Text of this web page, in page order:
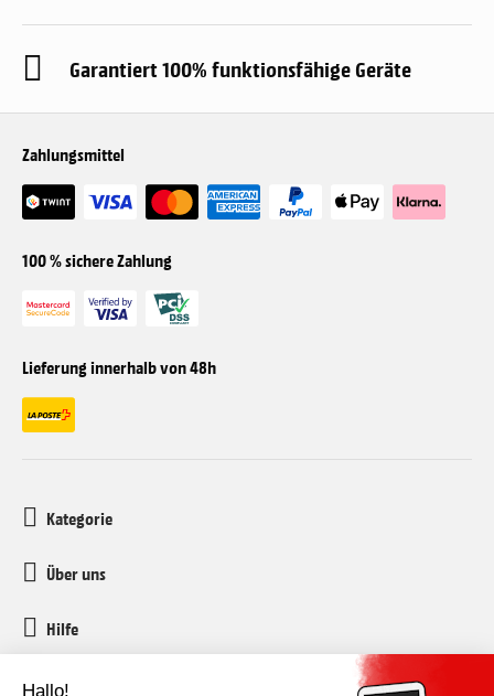
Garantiert 100% funktionsfähige Geräte
Zahlungsmittel
100 % sichere Zahlung
Lieferung innerhalb von 48h
Kategorie
Über uns
Hilfe
Kundenservice